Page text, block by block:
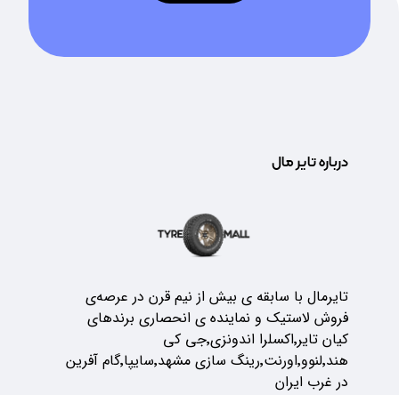
درباره تایر مال
تایرمال با سابقه ی بیش از نیم قرن در عرصه‌ی
فروش لاستیک و نماینده ی انحصاری برندهای
کیان تایر٬اکسلرا اندونزی٬جی کی
هند٬لنوو٬اورنت٬رینگ سازی مشهد٬سایپا٬گام آفرین
در غرب ایران